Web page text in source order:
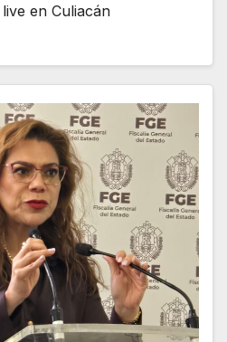
en Culiacán